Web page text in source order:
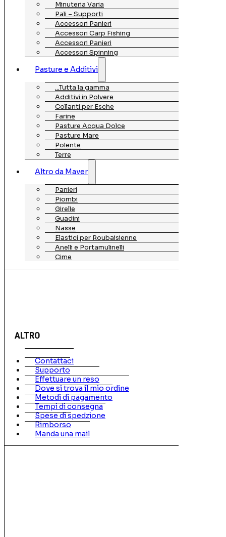
Minuteria Varia
Pali – Supporti
Accessori Panieri
Accessori Carp Fishing
Accessori Panieri
Accessori Spinning
Pasture e Additivi
…Tutta la gamma
Additivi in Polvere
Collanti per Esche
Farine
Pasture Acqua Dolce
Pasture Mare
Polente
Terre
Altro da Maver
Panieri
Piombi
Girelle
Guadini
Nasse
Elastici per Roubaisienne
Anelli e Portamulinelli
Cime
ALTRO
Contattaci
Supporto
Effettuare un reso
Dove si trova il mio ordine
Metodi di pagamento
Tempi di consegna
Spese di spedzione
Rimborso
Manda una mail